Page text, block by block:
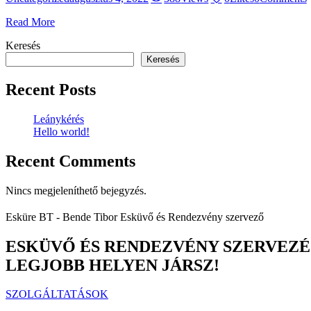
Read More
Keresés
Keresés
Recent Posts
Leánykérés
Hello world!
Recent Comments
Nincs megjeleníthető bejegyzés.
Esküre BT - Bende Tibor Esküvő és Rendezvény szervező
ESKÜVŐ ÉS RENDEZVÉNY
LEGJOBB HELYEN JÁRSZ!
SZOLGÁLTATÁSOK